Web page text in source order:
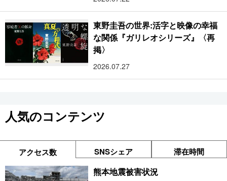
東野圭吾の世界:活字と映像の幸福
な関係『ガリレオシリーズ』〈再
掲〉
2026.07.27
人気のコンテンツ
アクセス数 SNSシェア 滞在時間
熊本地震被害状況